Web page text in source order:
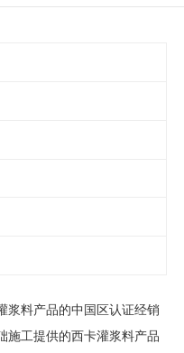
浆料产品的中国区认证经销
施工提供的西卡灌浆料产品